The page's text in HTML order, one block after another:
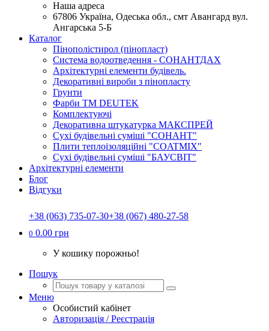
Наша адреса
67806 Україна, Одеська обл., смт Авангард вул.
Ангарська 5-Б
Каталог
Пінополістирол (пінопласт)
Система водоотведення - СОНАНТДАХ
Архітектурні елементи будівель.
Декоративні вироби з пінопласту
Грунти
Фарби ТМ DEUTEK
Комплектуючі
Декоративна штукатурка МАКСПРЕЙ
Сухі будівельні суміші "СОНАНТ"
Плити теплоізоляційні "COATMIX"
Сухі будівельні суміші "БАУСВІТ"
Архітектурні елементи
Блог
Відгуки
+38 (063) 735-07-30+38 (067) 480-27-58
0 0.00 грн
У кошику порожньо!
Пошук
Меню
Особистий кабінет
Авторизація / Реєстрація